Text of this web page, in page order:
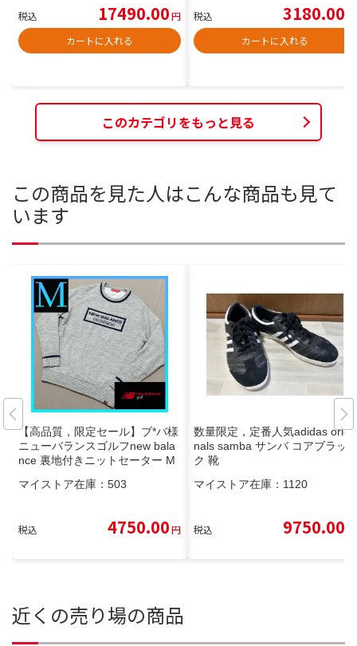
税込 17490.00円
カートに入れる
税込 3180.00
カートに入れる
このカテゴリをもっと見る
この商品を見た人はこんな商品も見て
います
【高品質，限定セール】ブ*バ様
ニューバランスゴルフnew bala
nce 裏地付きニットセーター M
マイストア在庫： 503
税込 4750.00円
数量限定，定番人気adidas origi
nals samba サンバ コアブラッ
ク 靴
マイストア在庫： 1120
税込 9750.00
近くの売り場の商品